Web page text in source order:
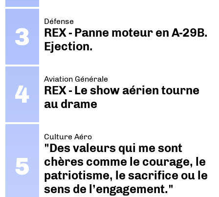
Défense
REX - Panne moteur en A-29B.
Ejection.
Aviation Générale
REX - Le show aérien tourne
au drame
Culture Aéro
"Des valeurs qui me sont
chères comme le courage, le
patriotisme, le sacrifice ou le
sens de l’engagement."